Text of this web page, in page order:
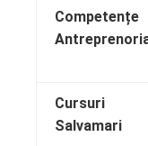
Competențe
Cursuri
Salvamari